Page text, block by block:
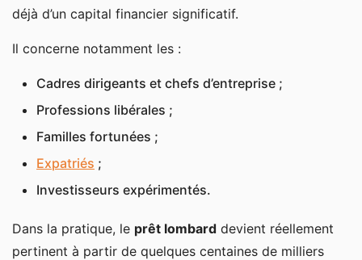
déjà d’un capital financier significatif.
Il concerne notamment les :
Cadres dirigeants et chefs d’entreprise ;
Professions libérales ;
Familles fortunées ;
Expatriés ;
Investisseurs expérimentés.
Dans la pratique, le prêt lombard devient réellement
pertinent à partir de quelques centaines de milliers